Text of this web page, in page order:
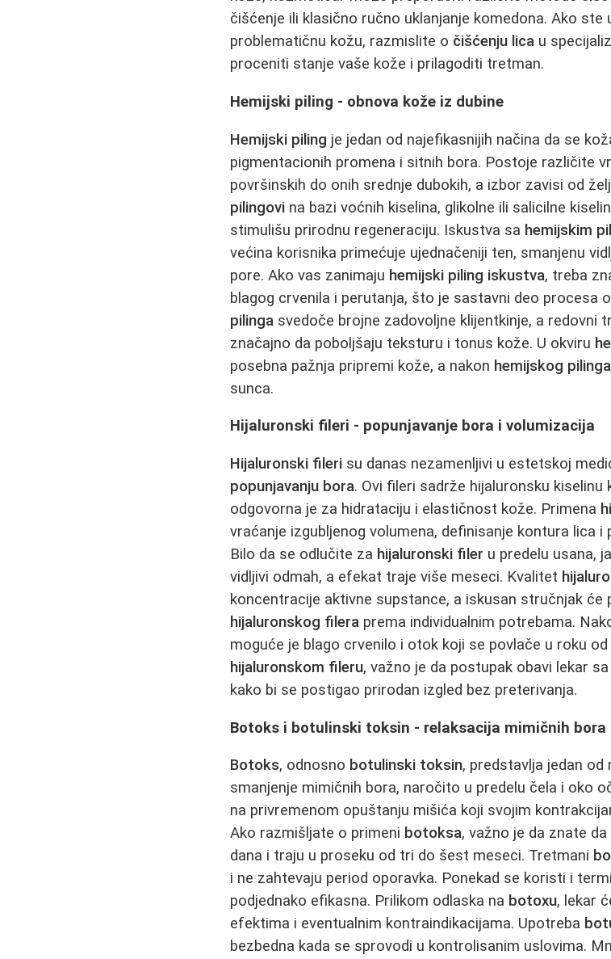
čišćenje ili klasično ručno uklanjanje komedona. Ako
problematičnu kožu, razmislite o čišćenju lica u
proceniti stanje vaše kože i prilagoditi tretman.
Hemijski piling - obnova kože iz dubine
Hemijski piling je jedan od najefikasnijih načina da se
pigmentacionih promena i sitnih bora. Postoje različite
površinskih do onih srednje dubokih, a izbor zavisi od
pilingovi na bazi voćnih kiselina, glikolne ili salicilne
stimulišu prirodnu regeneraciju. Iskustva sa hemijskim
većina korisnika primećuje ujednačeniji ten, smanjenu
pore. Ako vas zanimaju hemijski piling iskustva, treba
blagog crvenila i perutanja, što je sastavni deo procesa
pilinga svedoče brojne zadovoljne klijentkinje, a redovni
značajno da poboljšaju teksturu i tonus kože. U okviru
posebna pažnja pripremi kože, a nakon hemijskog pilinga
sunca.
Hijaluronski fileri - popunjavanje bora i volumizacija
Hijaluronski fileri su danas nezamenljivi u estetskoj
popunjavanju bora. Ovi fileri sadrže hijaluronsku
odgovorna je za hidrataciju i elastičnost kože. Primena
vraćanje izgubljenog volumena, definisanje kontura lica i
Bilo da se odlučite za hijaluronski filer u predelu usana,
vidljivi odmah, a efekat traje više meseci. Kvalitet
koncentracije aktivne supstance, a iskusan stručnjak
hijaluronskog filera prema individualnim potrebama.
moguće je blago crvenilo i otok koji se povlače u roku
hijaluronskom fileru, važno je da postupak obavi lekar
kako bi se postigao prirodan izgled bez preterivanja.
Botoks i botulinski toksin - relaksacija mimičnih bora
Botoks, odnosno botulinski toksin, predstavlja jedan
smanjenje mimičnih bora, naročito u predelu čela i oko
na privremenom opuštanju mišića koji svojim
Ako razmišljate o primeni botoksa, važno je da znate
dana i traju u proseku od tri do šest meseci. Tretmani
i ne zahtevaju period oporavka. Ponekad se koristi i
podjednako efikasna. Prilikom odlaska na botoxu, lekar
efektima i eventualnim kontraindikacijama. Upotreba
bezbedna kada se sprovodi u kontrolisanim uslovima.